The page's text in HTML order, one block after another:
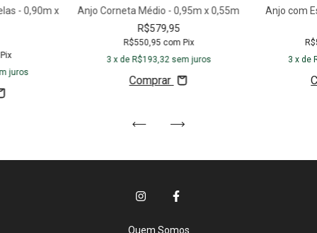
- 0,90m x
Pix
juros
Anjo Corneta Médio - 0,95m x 0,55m
R$579,95
R$550,95 com Pix
3 x de R$193,32 sem juros
Comprar
Anjo com
3 x de
Quem Somos